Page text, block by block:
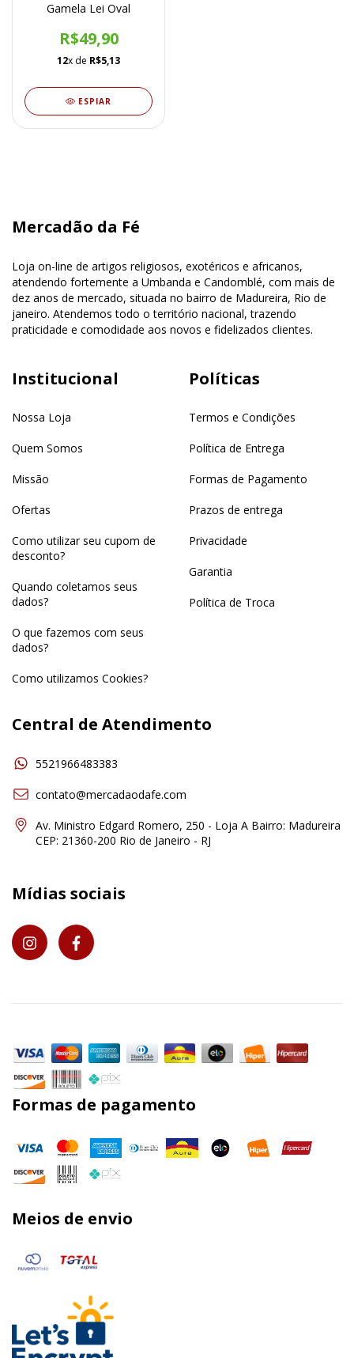
Gamela Lei Oval
R$49,90
12x de R$5,13
ESPIAR
Mercadão da Fé
Loja on-line de artigos religiosos, exotéricos e africanos,
atendendo fortemente a Umbanda e Candomblé, com mais de
dez anos de mercado, situada no bairro de Madureira, Rio de
janeiro. Atendemos todo o território nacional, trazendo
praticidade e comodidade aos novos e fidelizados clientes.
Institucional
Nossa Loja
Quem Somos
Missão
Ofertas
Como utilizar seu cupom de
desconto?
Quando coletamos seus
dados?
O que fazemos com seus
dados?
Como utilizamos Cookies?
Políticas
Termos e Condições
Política de Entrega
Formas de Pagamento
Prazos de entrega
Privacidade
Garantia
Política de Troca
Central de Atendimento
5521966483383
contato@mercadaodafe.com
Av. Ministro Edgard Romero, 250 - Loja A Bairro: Madureira
CEP: 21360-200 Rio de Janeiro - RJ
Mídias sociais
Formas de pagamento
Meios de envio